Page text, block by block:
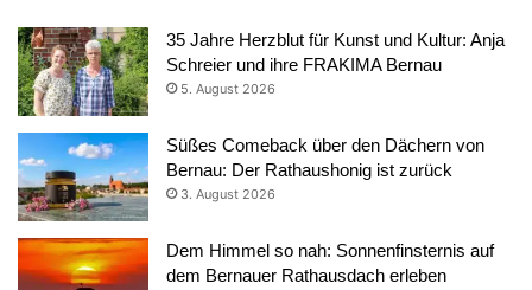
35 Jahre Herzblut für Kunst und Kultur: Anja
Schreier und ihre FRAKIMA Bernau
5. August 2026
Süßes Comeback über den Dächern von
Bernau: Der Rathaushonig ist zurück
3. August 2026
Dem Himmel so nah: Sonnenfinsternis auf
dem Bernauer Rathausdach erleben